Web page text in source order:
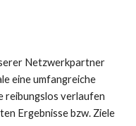
Netzwerkpartner
eine umfangreiche
reibungslos verlaufen
Ergebnisse bzw. Ziele